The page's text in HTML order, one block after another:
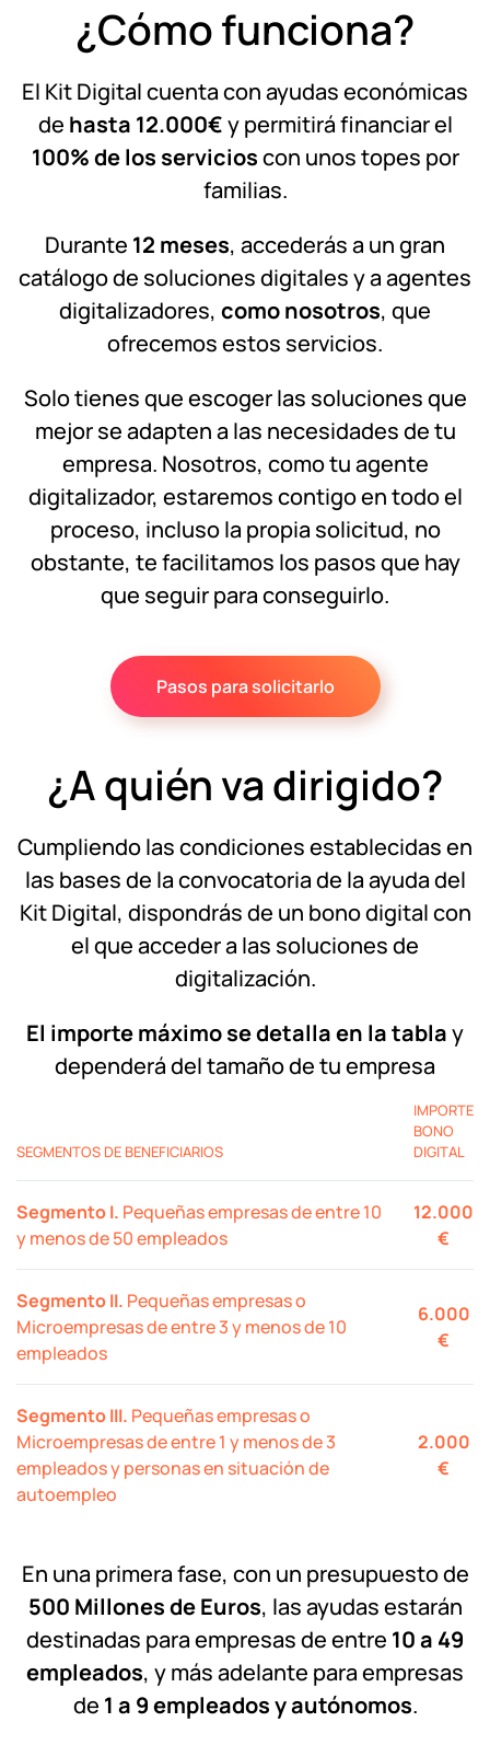
¿Cómo funciona?
El Kit Digital cuenta con ayudas económicas
de hasta 12.000€y permitirá financiar el
100% de los servicioscon unos topes por
familias.
Durante 12 meses, accederás a un gran
catálogo de soluciones digitales y a agentes
digitalizadores, como nosotros, que
ofrecemos estos servicios.
Solo tienes que escoger las soluciones que
mejor se adapten a las necesidades de tu
empresa. Nosotros, como tu agente
digitalizador, estaremos contigo en todo el
proceso, incluso la propia solicitud, no
obstante, te facilitamos los pasos que hay
que seguir para conseguirlo.
Pasos para solicitarlo
¿A quién va dirigido?
Cumpliendo las condiciones establecidas en
las bases de la convocatoria de la ayuda del
Kit Digital, dispondrás de un bono digital con
el que acceder a las soluciones de
digitalización.
El importe máximo se detalla en la tablay
dependerá del tamaño de tu empresa
SEGMENTOS DE BENEFICIARIOS
IMPORTE
BONO
DIGITAL
Segmento I. Pequeñas empresas de entre 10
y menos de 50 empleados
12.000
€
Segmento II. Pequeñas empresas o
Microempresas de entre 3 y menos de 10
empleados
6.000
€
Segmento III. Pequeñas empresas o
Microempresas de entre 1 y menos de 3
empleados y personas en situación de
autoempleo
2.000
€
En una primera fase, con un presupuesto de
500 Millones de Euros, las ayudas estarán
destinadas para empresas de entre 10 a 49
empleados, y más adelante para empresas
de 1 a 9 empleados y autónomos.